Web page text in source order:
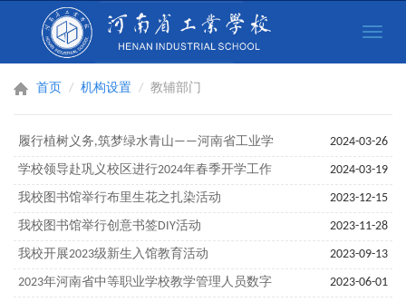
Toggle
首页 机构设置 教辅部门
履行植树义务,筑梦绿水青山——河南省工业学
校开展2024年植树活动
2024-03-26
学校领导赴巩义校区进行2024年春季开学工作
检查
2024-03-19
我校图书馆举行布里生花之扎染活动 2023-12-15
我校图书馆举行创意书签DIY活动 2023-11-28
我校开展2023级新生入馆教育活动 2023-09-13
2023年河南省中等职业学校教学管理人员数字
2023-06-01